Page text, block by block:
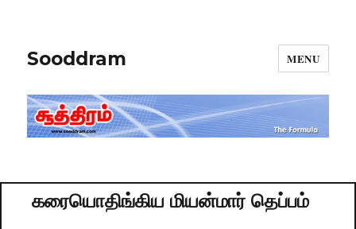
Sooddram MENU
கரையொதிங்கிய மியன்மார் தெப்பம்